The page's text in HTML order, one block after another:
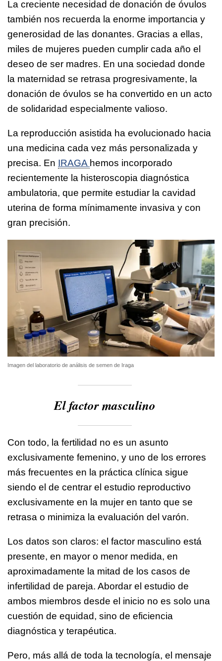
La creciente necesidad de donación de óvulos
también nos recuerda la enorme importancia y
generosidad de las donantes. Gracias a ellas,
miles de mujeres pueden cumplir cada año el
deseo de ser madres. En una sociedad donde
la maternidad se retrasa progresivamente, la
donación de óvulos se ha convertido en un acto
de solidaridad especialmente valioso.
La reproducción asistida ha evolucionado hacia
una medicina cada vez más personalizada y
precisa. En IRAGA hemos incorporado
recientemente la histeroscopia diagnóstica
ambulatoria, que permite estudiar la cavidad
uterina de forma mínimamente invasiva y con
gran precisión.
Imagen del laboratorio de análisis de semen de Iraga
El factor masculino
Con todo, la fertilidad no es un asunto
exclusivamente femenino, y uno de los errores
más frecuentes en la práctica clínica sigue
siendo el de centrar el estudio reproductivo
exclusivamente en la mujer en tanto que se
retrasa o minimiza la evaluación del varón.
Los datos son claros: el factor masculino está
presente, en mayor o menor medida, en
aproximadamente la mitad de los casos de
infertilidad de pareja. Abordar el estudio de
ambos miembros desde el inicio no es solo una
cuestión de equidad, sino de eficiencia
diagnóstica y terapéutica.
Pero, más allá de toda la tecnología, el mensaje